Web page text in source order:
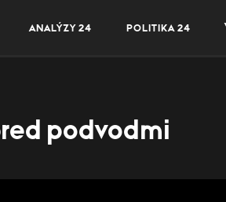
ANALÝZY 24 POLITIKA 24
podvodmi